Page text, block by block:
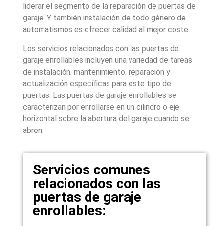
liderar el segmento de la reparación de puertas de
garaje. Y también instalación de todo género de
automatismos es ofrecer calidad al mejor coste.
Los servicios relacionados con las puertas de
garaje enrollables incluyen una variedad de tareas
de instalación, mantenimiento, reparación y
actualización específicas para este tipo de
puertas. Las puertas de garaje enrollables se
caracterizan por enrollarse en un cilindro o eje
horizontal sobre la abertura del garaje cuando se
abren.
Servicios comunes
relacionados con las
puertas de garaje
enrollables: